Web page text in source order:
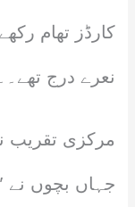
کارڈز تھام
نعرے درج تھے۔۔
مرکزی تقریب
جہاں بچوں نے